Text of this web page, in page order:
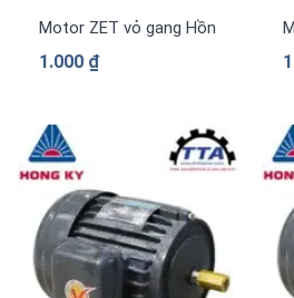
Motor ZET vỏ gang Hồng Ký PLC-
1.000 ₫